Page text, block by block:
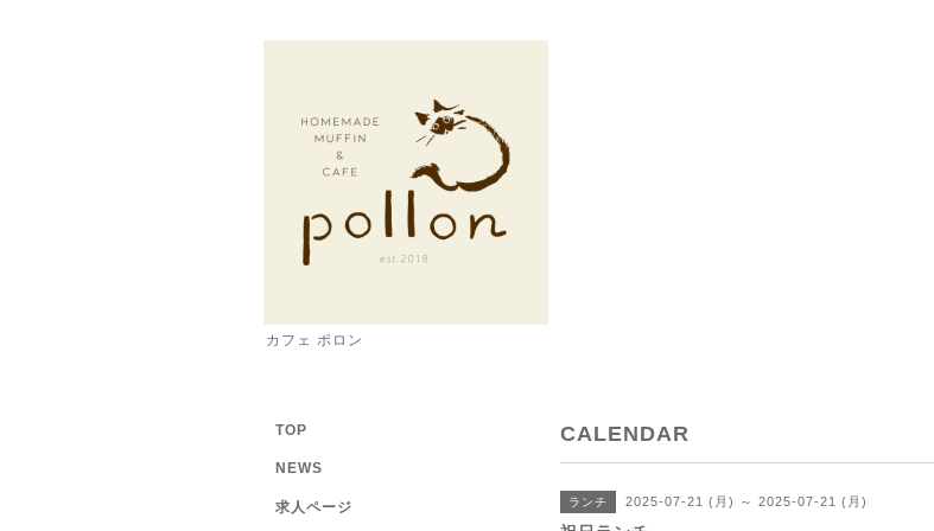
カフェ ポロン
CALENDAR
ランチ 2025-07-21 (月) ～ 2025-07-21 (月)
TOP
NEWS
求人ページ